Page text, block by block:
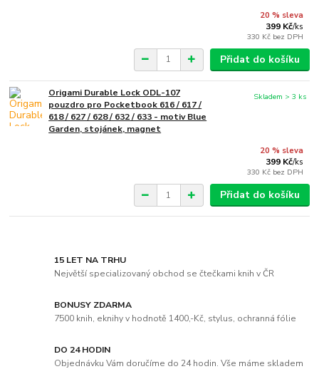
20 % sleva
399 Kč/ks
330 Kč bez DPH
Přidat do košíku
Origami Durable Lock ODL-107
pouzdro pro Pocketbook 616 / 617 /
618 / 627 / 628 / 632 / 633 - motiv Blue
Garden, stojánek, magnet
20 % sleva
399 Kč/ks
330 Kč bez DPH
Skladem > 3 ks
Přidat do košíku
15 LET NA TRHU
Největší specializovaný obchod se čtečkami knih v ČR
BONUSY ZDARMA
7500 knih, eknihy v hodnotě 1400,-Kč, stylus, ochranná fólie
DO 24 HODIN
Objednávku Vám doručíme do 24 hodin. Vše máme skladem